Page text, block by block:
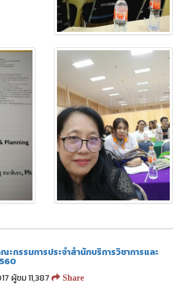
ะกรรมการประจำสำนักบริการวิชาการและ
ผู้ชม 11,387
Share